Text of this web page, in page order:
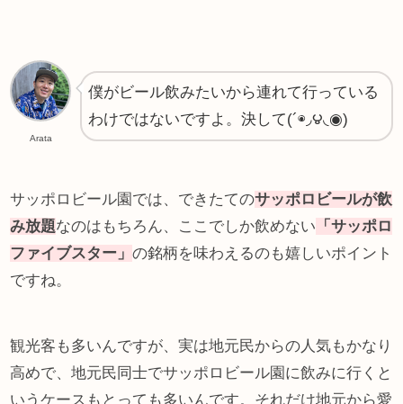
Arata
僕がビール飲みたいから連れて行っている
わけではないですよ。決して(´◉◞౪◟◉)
サッポロビール園では、できたてのサッポロビールが飲
み放題なのはもちろん、ここでしか飲めない 「サッポロ
ファイブスター」の銘柄を味わえるのも嬉しいポイント
ですね。
観光客も多いんですが、実は地元民からの人気もかなり
高めで、地元民同士でサッポロビール園に飲みに行くと
いうケースもとっても多いんです。それだけ地元から愛